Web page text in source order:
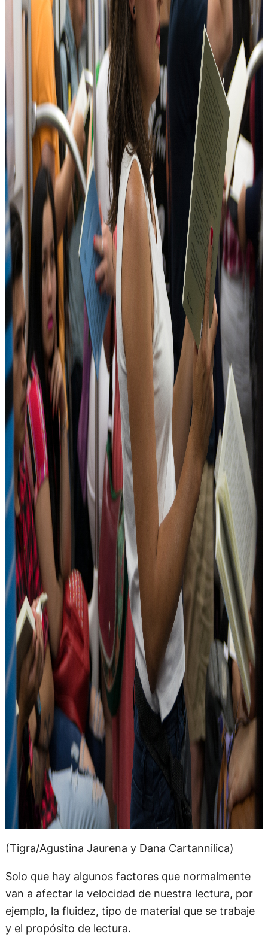
(Tigra/Agustina Jaurena y Dana Cartannilica)
Solo que hay algunos factores que normalmente
van a afectar la velocidad de nuestra lectura, por
ejemplo, la fluidez, tipo de material que se trabaje
y el propósito de lectura.